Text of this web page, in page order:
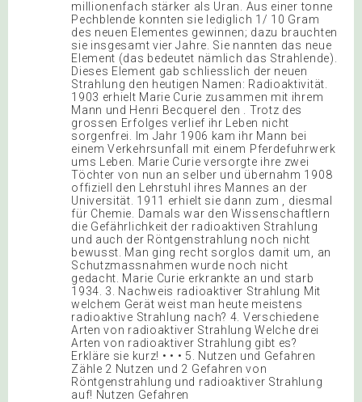
millionenfach stärker als Uran. Aus einer tonne
Pechblende konnten sie lediglich 1/ 10 Gram
des neuen Elementes gewinnen; dazu brauchten
sie insgesamt vier Jahre. Sie nannten das neue
Element (das bedeutet nämlich das Strahlende).
Dieses Element gab schliesslich der neuen
Strahlung den heutigen Namen: Radioaktivität.
1903 erhielt Marie Curie zusammen mit ihrem
Mann und Henri Becquerel den . Trotz des
grossen Erfolges verlief ihr Leben nicht
sorgenfrei. Im Jahr 1906 kam ihr Mann bei
einem Verkehrsunfall mit einem Pferdefuhrwerk
ums Leben. Marie Curie versorgte ihre zwei
Töchter von nun an selber und übernahm 1908
offiziell den Lehrstuhl ihres Mannes an der
Universität. 1911 erhielt sie dann zum , diesmal
für Chemie. Damals war den Wissenschaftlern
die Gefährlichkeit der radioaktiven Strahlung
und auch der Röntgenstrahlung noch nicht
bewusst. Man ging recht sorglos damit um, an
Schutzmassnahmen wurde noch nicht
gedacht. Marie Curie erkrankte an und starb
1934. 3. Nachweis radioaktiver Strahlung Mit
welchem Gerät weist man heute meistens
radioaktive Strahlung nach? 4. Verschiedene
Arten von radioaktiver Strahlung Welche drei
Arten von radioaktiver Strahlung gibt es?
Erkläre sie kurz! • • • 5. Nutzen und Gefahren
Zähle 2 Nutzen und 2 Gefahren von
Röntgenstrahlung und radioaktiver Strahlung
auf! Nutzen Gefahren